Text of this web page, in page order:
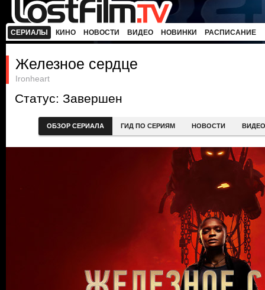
СЕРИАЛЫ КИНО НОВОСТИ ВИДЕО НОВИНКИ РАСПИСАНИЕ
Железное сердце
Ironheart
Статус: Завершен
ОБЗОР СЕРИАЛА ГИД ПО СЕРИЯМ НОВОСТИ ВИДЕО